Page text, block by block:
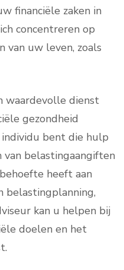
financiële zaken in
concentreren op
van uw leven, zoals
waardevolle dienst
gezondheid
bent die hulp
belastingaangiften
heeft aan
belastingplanning,
kan u helpen bij
doelen en het